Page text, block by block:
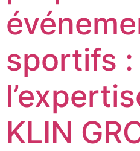
sportifs :
KLIN